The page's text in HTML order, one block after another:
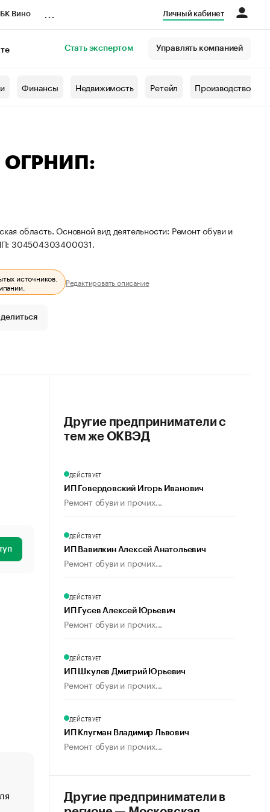
Вино Личный кабинет
Стать экспертом Управлять компанией
Финансы Недвижимость Ретейл Производство
ОГРНИП:
область. Основной вид деятельности: Ремонт обуви и
304504303400031.
источников.
Редактировать описание
«От спорта тело стареет иначе». Как живет глава
создавшей GTA
Другие предприниматели с
тем же ОКВЭД
ДЕЙСТВУЕТ
ИП Говердовский Игорь Иванович
Ремонт обуви и прочих...
ДЕЙСТВУЕТ
ИП Вавилкин Алексей Анатольевич
Ремонт обуви и прочих...
ДЕЙСТВУЕТ
ИП Гусев Алексей Юрьевич
Ремонт обуви и прочих...
ДЕЙСТВУЕТ
ИП Шкулев Дмитрий Юрьевич
Ремонт обуви и прочих...
ДЕЙСТВУЕТ
ИП Клугман Владимир Львович
Ремонт обуви и прочих...
Другие предприниматели в